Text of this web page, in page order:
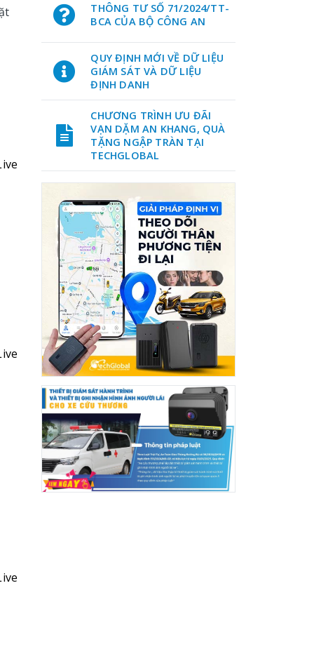
THÔNG TƯ SỐ 71/2024/TT-
BCA CỦA BỘ CÔNG AN
QUY ĐỊNH MỚI VỀ DỮ LIỆU
GIÁM SÁT VÀ DỮ LIỆU
ĐỊNH DANH
CHƯƠNG TRÌNH ƯU ĐÃI
VẠN DẶM AN KHANG, QUÀ
TẶNG NGẬP TRÀN TẠI
TECHGLOBAL